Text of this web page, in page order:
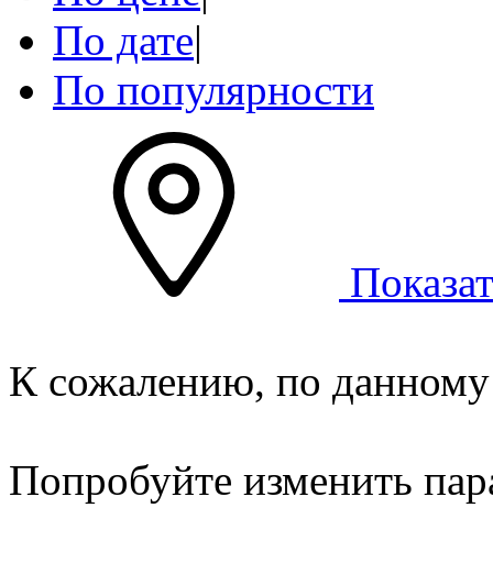
По дате|
По популярности
К сожалению, по данному
Попробуйте изменить